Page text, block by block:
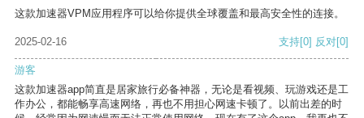
这款加速器VPM应用程序可以给你提供全球覆盖和最高安全性的连接。
2025-02-16 支持[0] 反对[0]
游客
这款加速器app简直是居家旅行必备神器，无论是看视频、玩游戏还是工
作办公，都能畅享高速网络，再也不用担心网速卡顿了。以前出差的时